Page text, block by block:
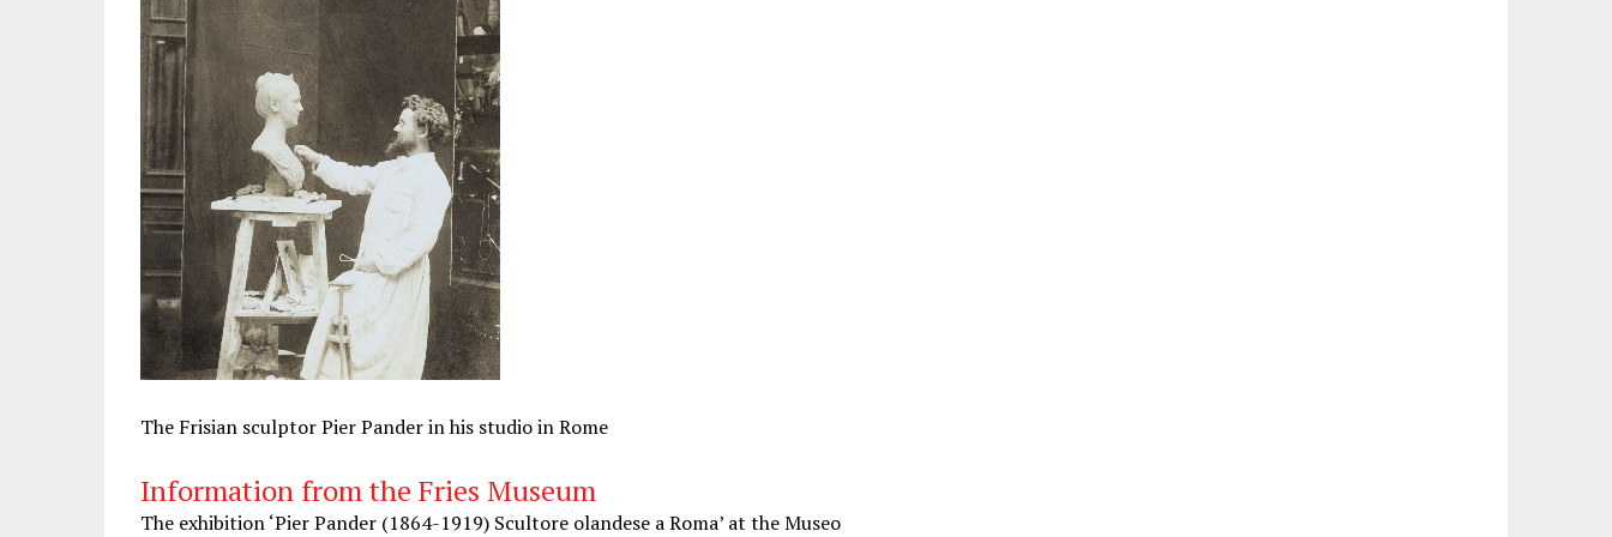
The Frisian sculptor Pier Pander in his studio in Rome
Information from the Fries Museum
The exhibition ‘Pier Pander (1864-1919) Scultore olandese a Roma’ at the Museo